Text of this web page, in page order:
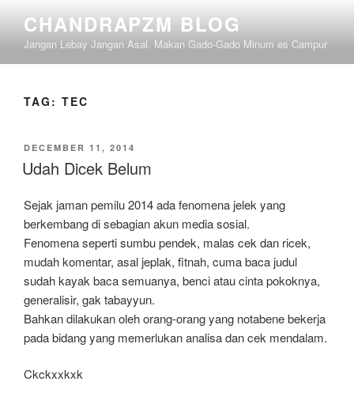
content
CHANDRAPZM BLOG
Jangan Lebay Jangan Asal. Makan Gado-Gado Minum es Campur
TAG: TEC
POSTED
ON
DECEMBER 11, 2014
Udah Dicek Belum
Sejak jaman pemilu 2014 ada fenomena jelek yang
berkembang di sebagian akun media sosial.
Fenomena seperti sumbu pendek, malas cek dan ricek,
mudah komentar, asal jeplak, fitnah, cuma baca judul
sudah kayak baca semuanya, benci atau cinta pokoknya,
generalisir, gak tabayyun.
Bahkan dilakukan oleh orang-orang yang notabene bekerja
pada bidang yang memerlukan analisa dan cek mendalam.
Ckckxxkxk